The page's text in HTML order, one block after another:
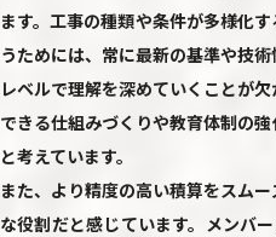
ます。工事の種類や条件が多様化
うためには、常に最新の基準や技
レベルで理解を深めていくことが
できる仕組みづくりや教育体制の
と考えています。
また、より精度の高い積算をスム
な役割だと感じています。メンバ